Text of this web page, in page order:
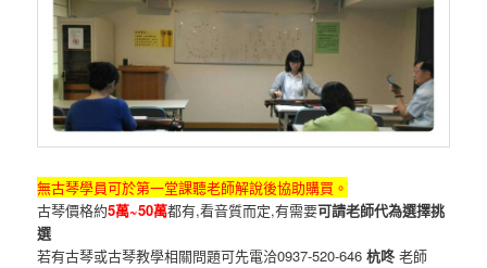
無古琴學員可於第一堂課聽老師解說後協助購買。
古琴價格約5萬~50萬都有,看音質而定,有需要可請老師代為選擇挑
選
若有古琴或古琴教學相關問題可先電洽0937-520-646杭咚 老師